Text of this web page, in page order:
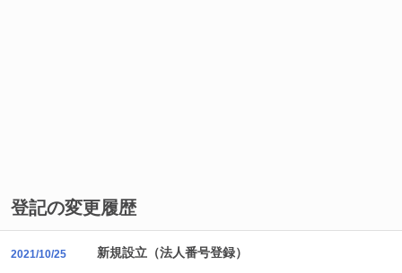
登記の変更履歴
2021/10/25 新規設立（法人番号登録）